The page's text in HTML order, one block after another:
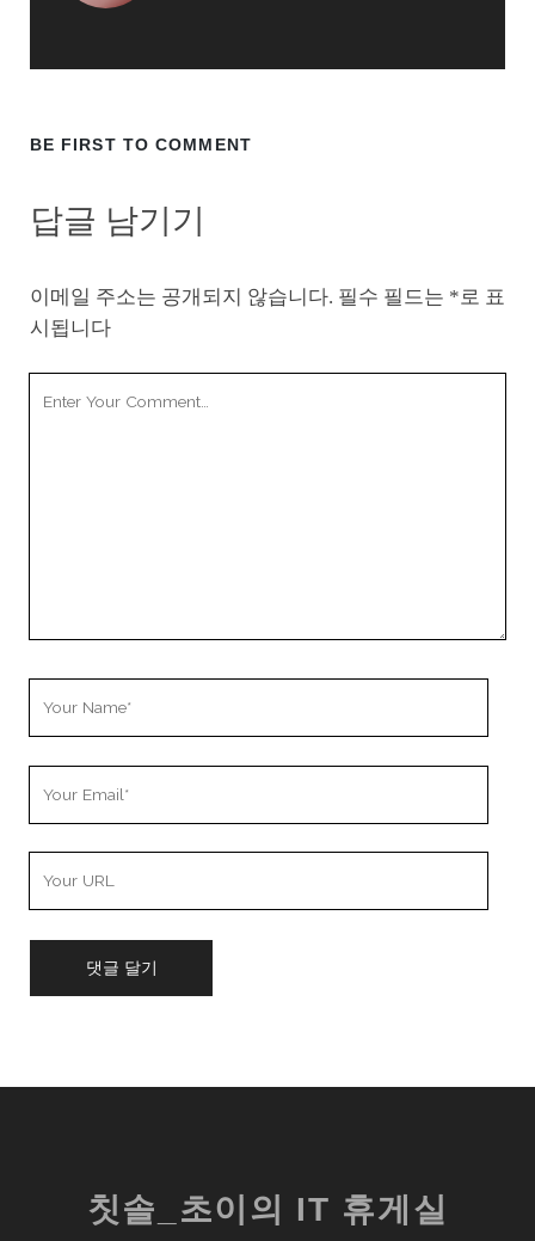
BE FIRST TO COMMENT
답글 남기기
이메일 주소는 공개되지 않습니다. 필수 필드는 *로 표
시됩니다
칫솔_초이의 IT 휴게실